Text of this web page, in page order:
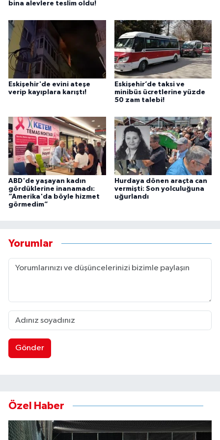
bina alevlere teslim oldu!
Eskişehir'de evini ateşe
verip kayıplara karıştı!
Eskişehir’de taksi ve
minibüs ücretlerine yüzde
50 zam talebi!
ABD'de yaşayan kadın
gördüklerine inanamadı:
“Amerika'da böyle hizmet
görmedim”
Hurdaya dönen araçta can
vermişti: Son yolculuğuna
uğurlandı
Yorumlar
Gönder
Özel Haber